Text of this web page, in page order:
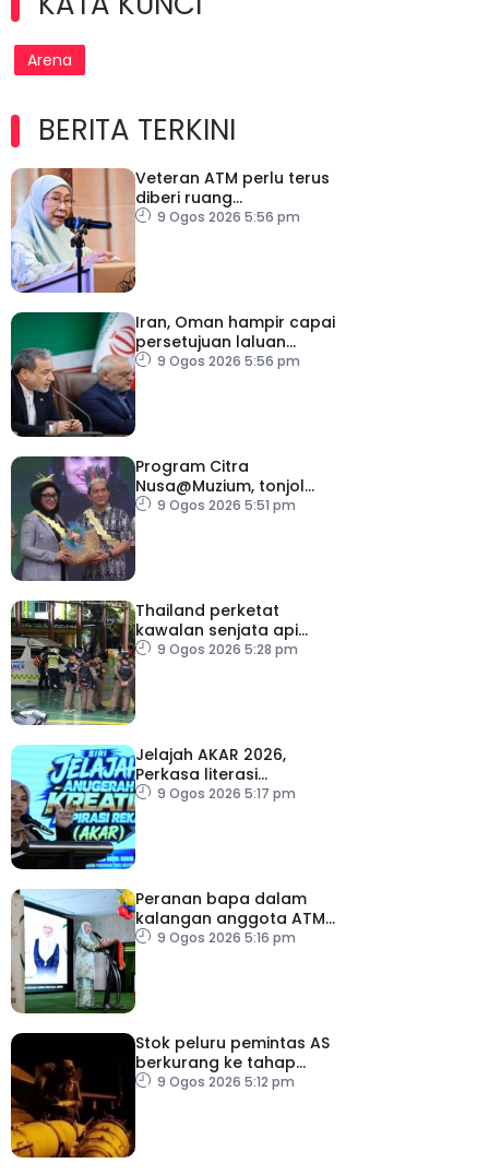
Arena
BERITA TERKINI
Veteran ATM perlu terus
diberi ruang
menyumbang kepada
9 Ogos 2026 5:56 pm
Iran, Oman hampir capai
persetujuan laluan
perkapalan sementara
9 Ogos 2026 5:56 pm
Program Citra
Nusa@Muzium, tonjol
keunikan budaya orang
9 Ogos 2026 5:51 pm
Thailand perketat
kawalan senjata api
susulan tembakan di
9 Ogos 2026 5:28 pm
Jelajah AKAR 2026,
Perkasa literasi
kewangan generasi
9 Ogos 2026 5:17 pm
Peranan bapa dalam
kalangan anggota ATM
perlu terus diperkasa –
9 Ogos 2026 5:16 pm
Stok peluru pemintas AS
berkurang ke tahap
membimbangkan
9 Ogos 2026 5:12 pm